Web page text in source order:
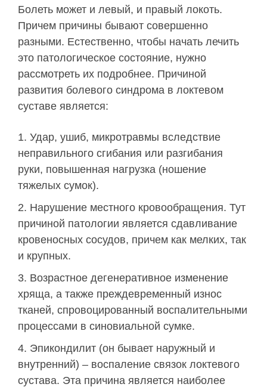
Болеть может и левый, и правый локоть.
Причем причины бывают совершенно
разными. Естественно, чтобы начать лечить
это патологическое состояние, нужно
рассмотреть их подробнее. Причиной
развития болевого синдрома в локтевом
суставе является:
Удар, ушиб, микротравмы вследствие
неправильного сгибания или разгибания
руки, повышенная нагрузка (ношение
тяжелых сумок).
Нарушение местного кровообращения. Тут
причиной патологии является сдавливание
кровеносных сосудов, причем как мелких, так
и крупных.
Возрастное дегенеративное изменение
хряща, а также преждевременный износ
тканей, спровоцированный воспалительными
процессами в синовиальной сумке.
Эпикондилит (он бывает наружный и
внутренний) – воспаление связок локтевого
сустава. Эта причина является наиболее